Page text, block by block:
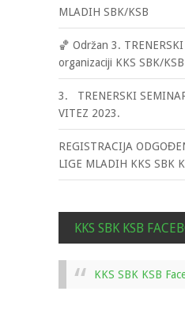
MLADIH SBK/KSB
🏀 Održan 3.
organizaciji KKS SBK/
3. TRENERSKI
VITEZ 2023.
REGISTRACIJA
LIGE MLADIH KKS SBK
KKS SBK KSB
KKS SBK KSB